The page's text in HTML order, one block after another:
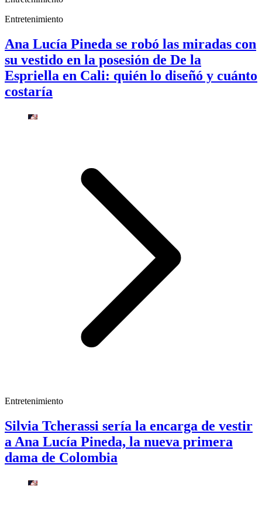
Entretenimiento
Ana Lucía Pineda se robó las miradas con
su vestido en la posesión de De la
Espriella en Cali: quién lo diseñó y cuánto
costaría
Entretenimiento
Silvia Tcherassi sería la encarga de vestir
a Ana Lucía Pineda, la nueva primera
dama de Colombia